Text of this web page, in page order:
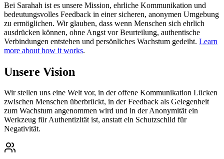
Bei Sarahah ist es unsere Mission, ehrliche Kommunikation und
bedeutungsvolles Feedback in einer sicheren, anonymen Umgebung
zu ermöglichen. Wir glauben, dass wenn Menschen sich ehrlich
ausdrücken können, ohne Angst vor Beurteilung, authentische
Verbindungen entstehen und persönliches Wachstum gedeiht. Learn
more about how it works.
Unsere Vision
Wir stellen uns eine Welt vor, in der offene Kommunikation Lücken
zwischen Menschen überbrückt, in der Feedback als Gelegenheit
zum Wachstum angenommen wird und in der Anonymität ein
Werkzeug für Authentizität ist, anstatt ein Schutzschild für
Negativität.